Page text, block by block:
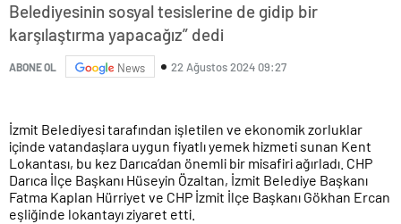
Belediyesinin sosyal tesislerine de gidip bir
karşılaştırma yapacağız” dedi
ABONE OL News 22 Ağustos 2024 09:27
İzmit Belediyesi tarafından işletilen ve ekonomik zorluklar
içinde vatandaşlara uygun fiyatlı yemek hizmeti sunan Kent
Lokantası, bu kez Darıca’dan önemli bir misafiri ağırladı. CHP
Darıca İlçe Başkanı Hüseyin Özaltan, İzmit Belediye Başkanı
Fatma Kaplan Hürriyet ve CHP İzmit İlçe Başkanı Gökhan Ercan
eşliğinde lokantayı ziyaret etti.